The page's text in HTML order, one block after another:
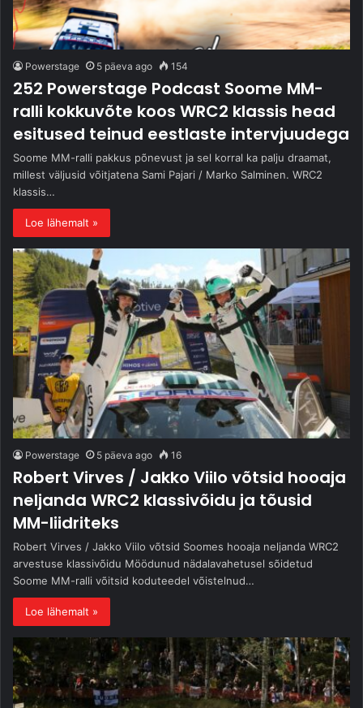
Powerstage 5 päeva ago 154
252 Powerstage Podcast Soome MM-
ralli kokkuvõte koos WRC2 klassis head
esitused teinud eestlaste intervjuudega
Soome MM-ralli pakkus põnevust ja sel korral ka palju draamat,
millest väljusid võitjatena Sami Pajari / Marko Salminen. WRC2
klassis…
Loe lähemalt »
Powerstage 5 päeva ago 16
Robert Virves / Jakko Viilo võtsid hooaja
neljanda WRC2 klassivõidu ja tõusid
MM-liidriteks
Robert Virves / Jakko Viilo võtsid Soomes hooaja neljanda WRC2
arvestuse klassivõidu Möödunud nädalavahetusel sõidetud
Soome MM-ralli võitsid koduteedel võistelnud…
Loe lähemalt »